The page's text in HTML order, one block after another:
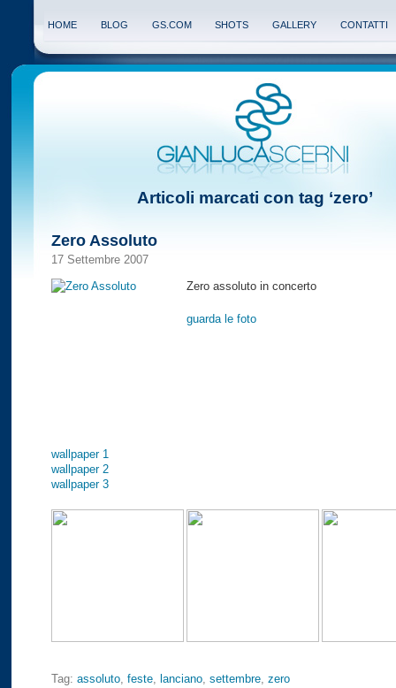
HOME BLOG GS.COM SHOTS GALLERY CONTATTI
Articoli marcati con tag ‘zero’
Zero Assoluto
17 Settembre 2007
Zero assoluto in concerto
guarda le foto
wallpaper 1
wallpaper 2
wallpaper 3
Tag: assoluto feste lanciano settembre zero